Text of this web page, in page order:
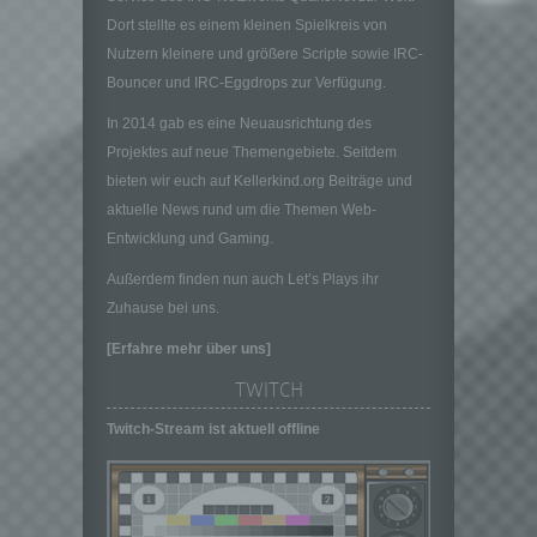
Dort stellte es einem kleinen Spielkreis von
Nutzern kleinere und größere Scripte sowie IRC-
Bouncer und IRC-Eggdrops zur Verfügung.
In 2014 gab es eine Neuausrichtung des
Projektes auf neue Themengebiete. Seitdem
bieten wir euch auf Kellerkind.org Beiträge und
aktuelle News rund um die Themen Web-
Entwicklung und Gaming.
Außerdem finden nun auch Let’s Plays ihr
Zuhause bei uns.
[Erfahre mehr über uns]
TWITCH
Twitch-Stream ist aktuell offline
gemeinsam mit anderen über die Zwecke
und Mittel der Verarbeitung von
personenbezogenen Daten entscheidet.
Sind die Zwecke und Mittel dieser
das Recht der Mitgliedstaaten vorgegeben,
so kann der Verantwortliche
beziehungsweise können die bestimmten
Mitgliedstaaten vorgesehen werden.
h) Auftragsverarbeiter
Auftragsverarbeiter ist eine natürliche oder
oder andere Stelle, die personenbezogene
Daten im Auftrag des Verantwortlichen
verarbeitet.
Empfänger ist eine natürliche oder juristische
Person, Behörde, Einrichtung oder andere
Stelle, der personenbezogene Daten